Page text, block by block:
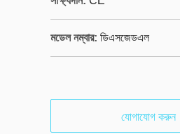
মডেল নম্বার: ডিএসজেডএল
যোগাযোগ করুন